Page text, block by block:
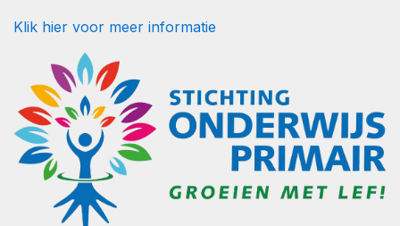
Klik hier voor meer informatie